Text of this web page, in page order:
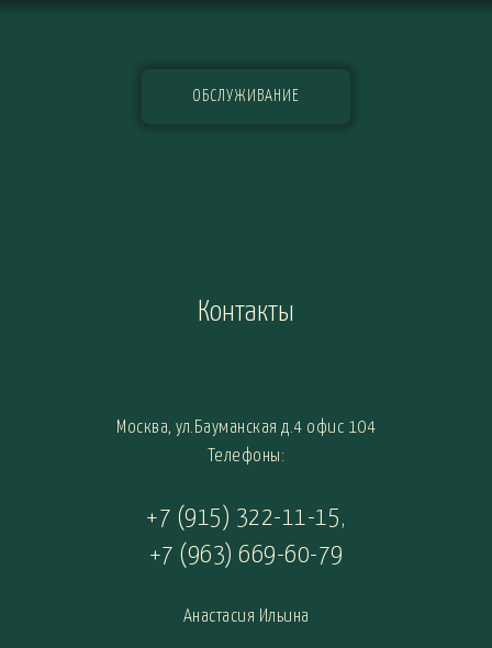
ОБСЛУЖИВАНИЕ
Контакты
Москва, ул.Бауманская д.4 офис 104
Телефоны:
+7 (915) 322-11-15,
+7 (963) 669-60-79
Анастасия Ильина